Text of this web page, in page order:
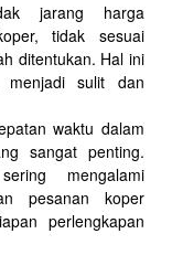
jarang harga
tidak sesuai
ditentukan. Hal ini
menjadi sulit dan
waktu dalam
sangat penting.
mengalami
pesanan koper
perlengkapan